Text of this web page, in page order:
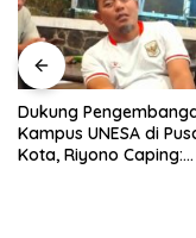
Dukung
Kampus UNESA di
Kota, Riyono Caping: